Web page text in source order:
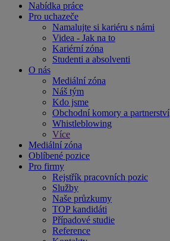
Nabídka práce
Pro uchazeče
Namalujte si kariéru s námi
Videa - Jak na to
Kariérní zóna
Studenti a absolventi
O nás
Mediální zóna
Náš tým
Kdo jsme
Obchodní komory a partnerství
Whistleblowing
Více
Mediální zóna
Oblíbené pozice
Pro firmy
Rejstřík pracovních pozic
Služby
Naše průzkumy
TOP kandidáti
Případové studie
Reference